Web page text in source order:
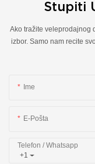
Stupiti
Ako tražite veleprodajnog
izbor. Samo nam recite
Ime
E-Pošta
+1
Telefon / Whatsapp